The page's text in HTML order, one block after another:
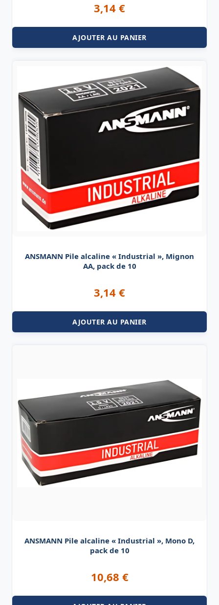
3,14 €
AJOUTER AU PANIER
ANSMANN Pile alcaline « Industrial », Mignon
AA, pack de 10
3,14 €
AJOUTER AU PANIER
ANSMANN Pile alcaline « Industrial », Mono D,
pack de 10
10,68 €